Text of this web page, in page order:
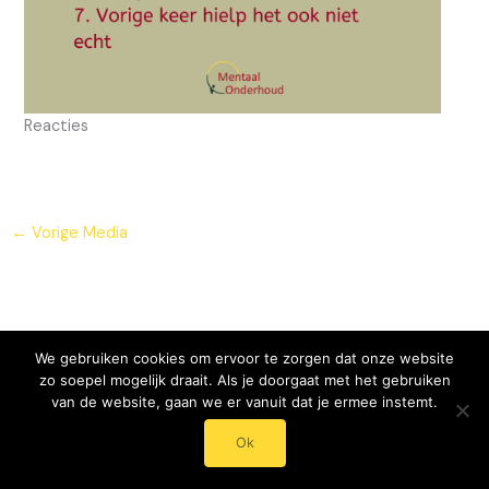
Reacties
← Vorige Media
© 2024 - 2025 Mentaal Onderhoud - Roos Streumer
We gebruiken cookies om ervoor te zorgen dat onze website
zo soepel mogelijk draait. Als je doorgaat met het gebruiken
van de website, gaan we er vanuit dat je ermee instemt.
Ok